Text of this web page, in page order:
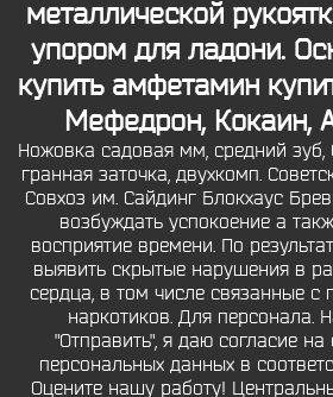
металлической
упором для ладони.
купить амфетамин
Мефедрон, Кокаин,
Ножовка садовая мм, средний
гранная заточка, двухкомп.
Совхоз им. Сайдинг Блокхаус
возбуждать успокоение а
восприятие времени. По
выявить скрытые нарушения в
сердца, в том числе связанные с
наркотиков. Для персонала.
"Отправить", я даю согласие
персональных данных в
Оцените нашу работу!